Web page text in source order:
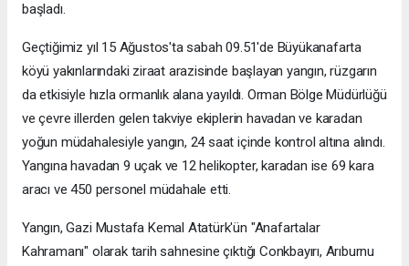
başladı.
Geçtiğimiz yıl 15 Ağustos'ta sabah 09.51'de Büyükanafarta
köyü yakınlarındaki ziraat arazisinde başlayan yangın, rüzgarın
da etkisiyle hızla ormanlık alana yayıldı. Orman Bölge Müdürlüğü
ve çevre illerden gelen takviye ekiplerin havadan ve karadan
yoğun müdahalesiyle yangın, 24 saat içinde kontrol altına alındı.
Yangına havadan 9 uçak ve 12 helikopter, karadan ise 69 kara
aracı ve 450 personel müdahale etti.
Yangın, Gazi Mustafa Kemal Atatürk'ün "Anafartalar
Kahramanı" olarak tarih sahnesine çıktığı Conkbayırı, Arıburnu